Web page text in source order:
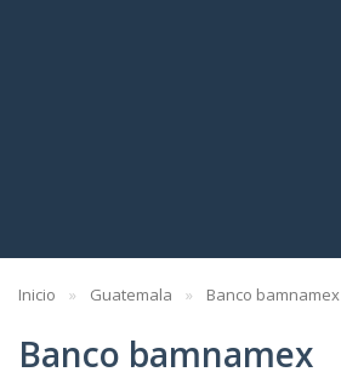
Inicio Guatemala Banco bamnamex
Banco bamnamex